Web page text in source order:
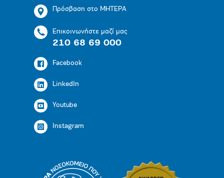
Πρόσβαση στο ΜΗΤΕΡΑ
Επικοινωνήστε μαζί μας
210 68 69 000
Facebook
LinkedIn
Youtube
Instagram